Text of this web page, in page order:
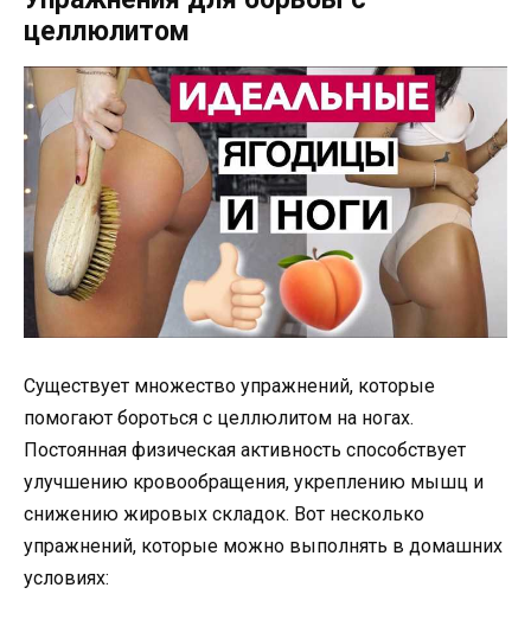
целлюлитом
Существует множество упражнений, которые
помогают бороться с целлюлитом на ногах.
Постоянная физическая активность способствует
улучшению кровообращения, укреплению мышц и
снижению жировых складок. Вот несколько
упражнений, которые можно выполнять в домашних
условиях: